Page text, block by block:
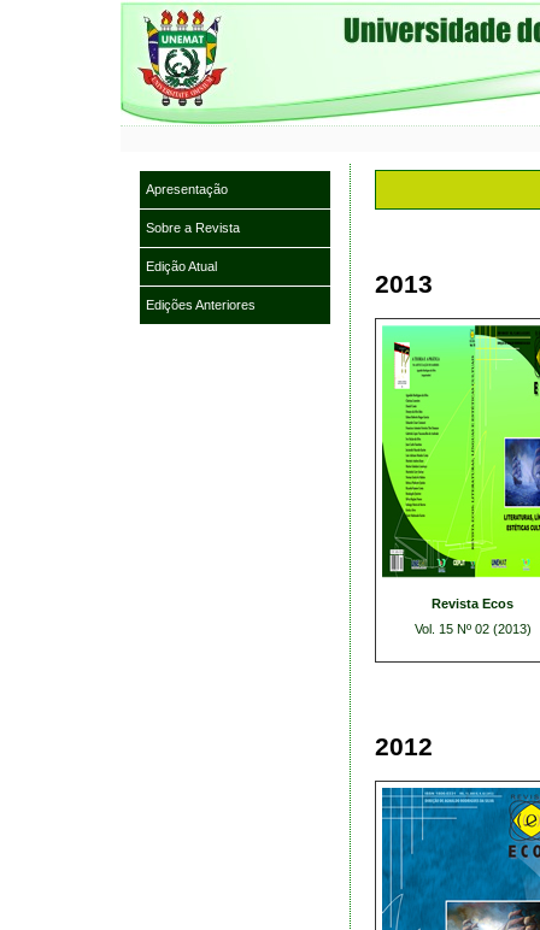
Apresentação
Sobre a Revista
Edição Atual
Edições Anteriores
2013
Revista Ecos
Vol. 15 Nº 02 (2013)
2012